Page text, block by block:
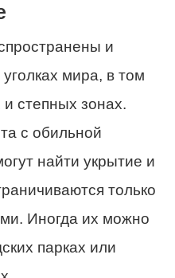
и
мира, в том
степных зонах.
с обильной
найти укрытие и
только
Иногда их можно
парках или